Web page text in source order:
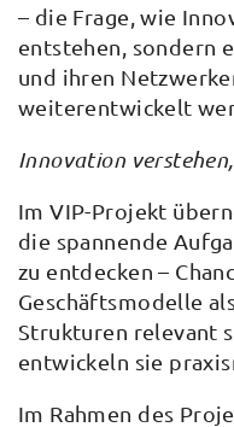
– die Frage, wie
entstehen, sondern
und ihren
weiterentwickelt
Innovation
Im VIP-Projekt
die spannende
zu entdecken –
Geschäftsmodelle
Strukturen relevant
entwickeln sie
Im Rahmen des